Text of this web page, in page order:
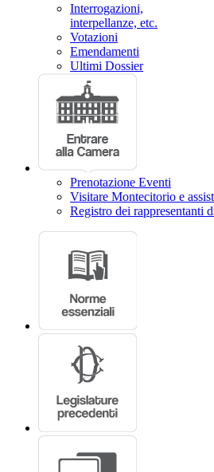
Interrogazioni,
interpellanze, etc.
Votazioni
Emendamenti
Ultimi Dossier
Prenotazione Eventi
Visitare Montecitorio e
Registro dei rappresentanti